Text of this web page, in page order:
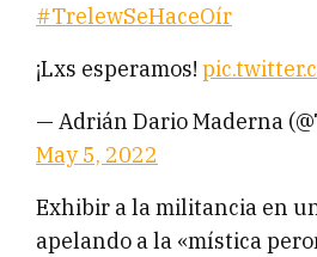
#TrelewSeHaceOír
¡Lxs esperamos!
— Adrián Dario Maderna
May 5, 2022
Exhibir a la militancia en
apelando a la «mística